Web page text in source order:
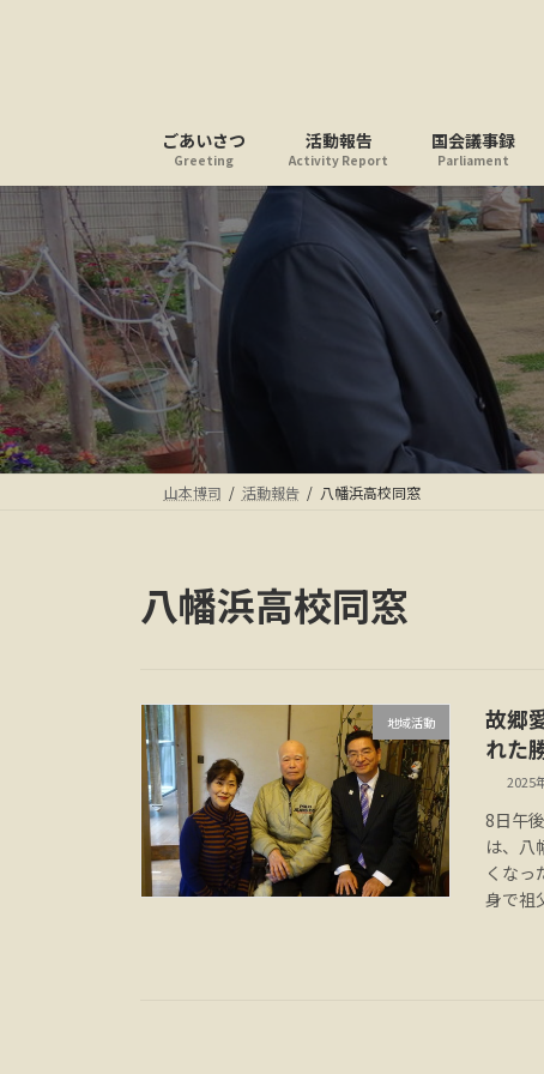
ス
キ
ッ
プ
ン
に
移
動
ごあいさつ
Greeting
活動報告
Activity Report
国会議事録
Parliament
山本博司 活動報告 八幡浜高校同窓
八幡浜高校同窓
地域活動
故郷
れた
2025
8日午
は、八
くなっ
身で祖